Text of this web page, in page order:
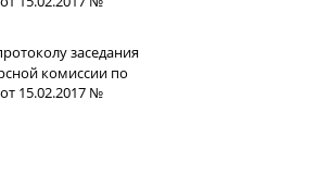
заседания
комиссии по
15.02.2017 №